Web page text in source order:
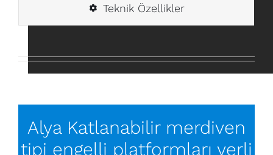
Teknik Özellikler
Alya Katlanabilir merdiven
tipi engelli platformları yerli